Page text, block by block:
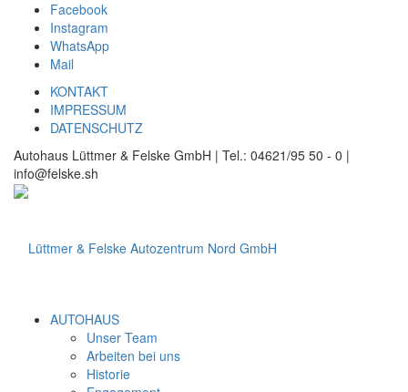
Facebook
Instagram
WhatsApp
Mail
KONTAKT
IMPRESSUM
DATENSCHUTZ
Autohaus Lüttmer & Felske GmbH | Tel.: 04621/95 50 - 0 |
info@felske.sh
AUTOHAUS
Unser Team
Arbeiten bei uns
Historie